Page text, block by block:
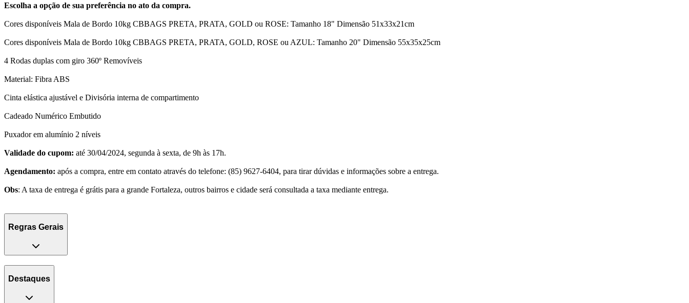
Escolha a opção de sua preferência no ato da compra.
Cores disponíveis Mala de Bordo 10kg CBBAGS PRETA, PRATA, GOLD ou ROSE: Tamanho 18" Dimensão 51x33x21cm
Cores disponíveis Mala de Bordo 10kg CBBAGS PRETA, PRATA, GOLD, ROSE ou AZUL: Tamanho 20" Dimensão 55x35x25cm
4 Rodas duplas com giro 360º Removíveis
Material: Fibra ABS
Cinta elástica ajustável e Divisória interna de compartimento
Cadeado Numérico Embutido
Puxador em alumínio 2 níveis
Validade do cupom: até 30/04/2024, segunda à sexta, de 9h às 17h.
Agendamento: após a compra, entre em contato através do telefone: (85) 9627-6404, para tirar dúvidas e informações sobre a entrega.
Obs: A taxa de entrega é grátis para a grande Fortaleza, outros bairros e cidade será consultada a taxa mediante entrega.
Regras Gerais
Destaques